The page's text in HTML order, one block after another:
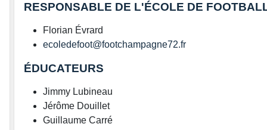
RESPONSABLE DE L'ÉCOLE DE
Florian Évrard
ecoledefoot@footchampagne72.fr
ÉDUCATEURS
Jimmy Lubineau
Jérôme Douillet
Guillaume Carré